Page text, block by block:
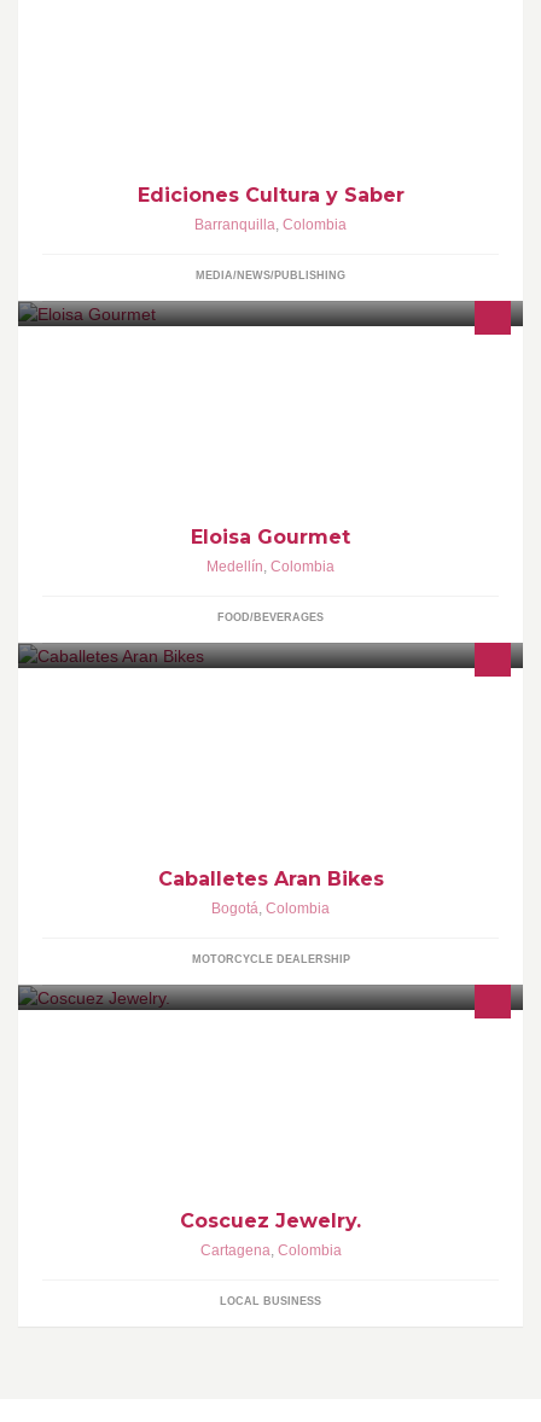
Ediciones Cultura y Saber
Barranquilla, Colombia
MEDIA/NEWS/PUBLISHING
Eloisa Gourmet
Medellín, Colombia
FOOD/BEVERAGES
Caballetes Aran Bikes
Bogotá, Colombia
MOTORCYCLE DEALERSHIP
Coscuez Jewelry.
Cartagena, Colombia
LOCAL BUSINESS